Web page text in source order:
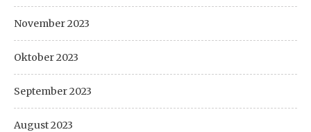
November 2023
Oktober 2023
September 2023
August 2023